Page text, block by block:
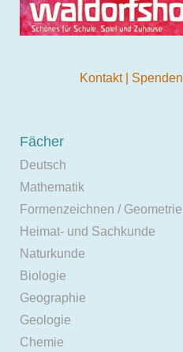
Kontakt Spenden
Fächer
Deutsch
Mathematik
Formenzeichnen / Geometrie
Heimat- und Sachkunde
Naturkunde
Biologie
Geographie
Geologie
Chemie